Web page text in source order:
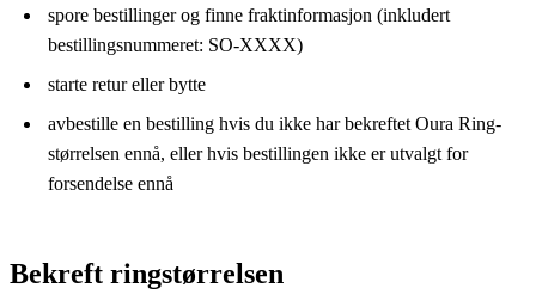
spore bestillinger og finne fraktinformasjon (inkludert
bestillingsnummeret: SO-XXXX)
starte retur eller bytte
avbestille en bestilling hvis du ikke har bekreftet Oura Ring-
størrelsen ennå, eller hvis bestillingen ikke er utvalgt for
forsendelse ennå
Bekreft ringstørrelsen